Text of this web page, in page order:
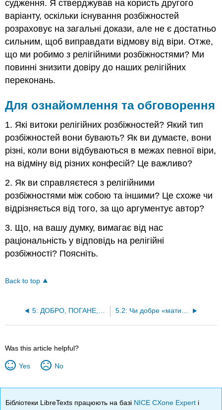
судження. Я стверджував на користь другого
варіанту, оскільки існування розбіжностей
розраховує на загальні докази, але не є достатньо
сильним, щоб виправдати відмову від віри. Отже,
що ми робимо з релігійними розбіжностями? Ми
повинні знизити довіру до наших релігійних
переконань.
Для ознайомлення та обговорення
1. Які витоки релігійних розбіжностей? Який тип
розбіжностей вони бувають? Як ви думаєте, вони
різні, коли вони відбуваються в межах певної віри,
на відміну від різних конфесій? Це важливо?
2. Як ви справляєтеся з релігійними
розбіжностями між собою та іншими? Це схоже чи
відрізняється від того, за що аргументує автор?
3. Що, на вашу думку, вимагає від нас
раціональність у відповідь на релігійні
розбіжності? Поясніть.
Back to top
5: ДОБРО, ПОГАНЕ, МОРАЛЬ І СУСПІЛЬСТВО 5.2: Чи добре «мати віру»? (Ной Левін)
Was this article helpful?
Yes No
Бібліотеки LibreTexts працюють на базі NICE CXone Expert і